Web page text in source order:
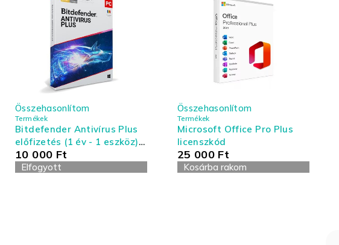
Termékek
Bitdefender Antivírus Plus
előfizetés (1 év - 1 eszköz) -
Antivírus és Tűzfal
Összehasonlítom
10 000 Ft
Elfogyott
Termékek
Microsoft Office Pro Plus
licenszkód
Összehasonlítom
25 000 Ft
Kosárba rakom